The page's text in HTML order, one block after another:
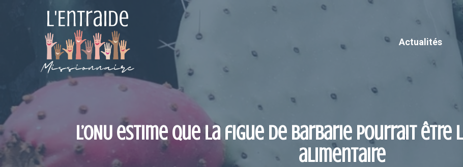
Actualités
L’ONU estime que la figue de barbarie pourrait
alimentaire